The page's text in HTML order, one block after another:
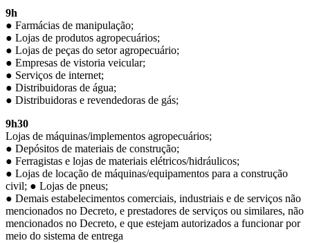
9h
● Farmácias de manipulação;
● Lojas de produtos agropecuários;
● Lojas de peças do setor agropecuário;
● Empresas de vistoria veicular;
● Serviços de internet;
● Distribuidoras de água;
● Distribuidoras e revendedoras de gás;
9h30
Lojas de máquinas/implementos agropecuários;
● Depósitos de materiais de construção;
● Ferragistas e lojas de materiais elétricos/hidráulicos;
● Lojas de locação de máquinas/equipamentos para a construção
civil; ● Lojas de pneus;
● Demais estabelecimentos comerciais, industriais e de serviços não
mencionados no Decreto, e prestadores de serviços ou similares, não
mencionados no Decreto, e que estejam autorizados a funcionar por
meio do sistema de entrega